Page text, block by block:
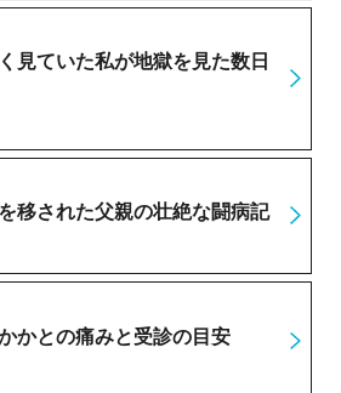
見ていた私が地獄を見た数日
移された父親の壮絶な闘病記
かとの痛みと受診の目安